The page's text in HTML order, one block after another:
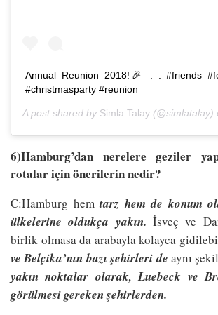
Annual Reunion 2018!🎉 . . #friends
#christmasparty #reunion
A post shared by Simla Talay (@simlatalay)
6)Hamburg’dan nerelere geziler
rotalar için önerilerin nedir?
C:Hamburg hemtarz hem de konum
ülkelerine oldukça yakın. İsveç ve
birlik olmasa da arabayla kolayca
ve Belçika’nın bazı şehirleri de aynı
yakın noktalar olarak, Luebeck ve
görülmesi gereken şehirlerden.